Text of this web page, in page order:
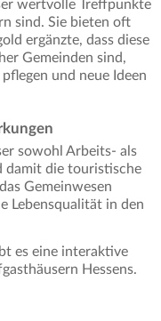
wertvolle Treffpunkte
sind. Sie bieten oft
ergänzte, dass diese
Gemeinden sind,
und neue Ideen
sowohl Arbeits- als
damit die touristische
Gemeinwesen
Lebensqualität in den
es eine interaktive
Hessens.